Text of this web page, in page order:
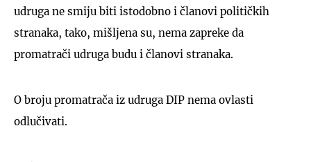
udruga ne smiju biti istodobno i članovi političkih
stranaka, tako, mišljena su, nema zapreke da
promatrači udruga budu i članovi stranaka.
O broju promatrača iz udruga DIP nema ovlasti
odlučivati.